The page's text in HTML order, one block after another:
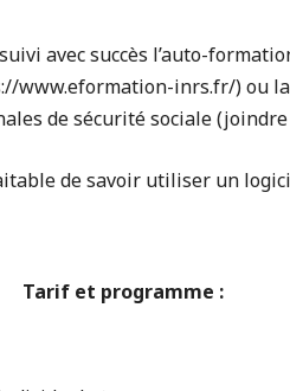
avec succès l’auto-
www.eformation-inrs.fr/) ou la
de sécurité sociale
de savoir utiliser un
Tarif et programme :